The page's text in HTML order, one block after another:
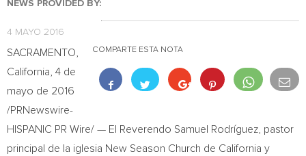
NEWS PROVIDED BY:
4 MAYO 2016
COMPARTE ESTA NOTA
SACRAMENTO,
California , 4 de
mayo de 2016
/PRNewswire-
HISPANIC PR Wire/ — El Reverendo Samuel Rodríguez, pastor
principal de la iglesia New Season Church de California y